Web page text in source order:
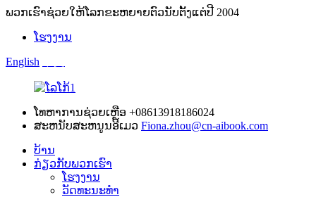
ພວກ​ເຮົາ​ຊ່ວຍ​ໃຫ້​ໂລກ​ຂະ​ຫຍາຍ​ຕົວ​ນັບ​ຕັ້ງ​ແຕ່​ປີ 2004​
ໂຮງງານ
English
ໂທຫາການຊ່ວຍເຫຼືອ +08613918186024
ສະຫນັບສະຫນູນອີເມວ Fiona.zhou@cn-aibook.com
ບ້ານ
ກ່ຽວກັບພວກເຮົາ
ໂຮງງານ
ວັດທະນະທໍາ